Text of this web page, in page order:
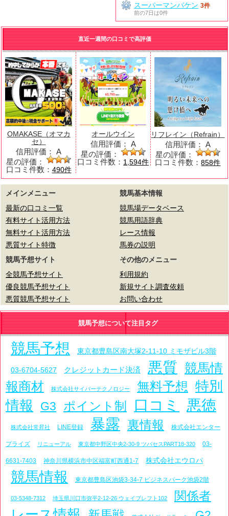
スーパーマンバケン 3件
前の7日は0件
直近一週間の口コミで高評価
OMAKASE（オマカ
セ）
信用評価： A
星の評価：
口コミ件数： 490件
オールウイン
信用評価： A
星の評価：
口コミ件数： 1,594件
リフレイン（Refrain）
信用評価： A
星の評価：
口コミ件数：858件
メインメニュー
最新の口コミ一覧
有料サイト活用方法
無料サイト活用方法
悪質サイト特徴
競馬基本情報
競馬場データベース
競馬用語辞典
レース情報
馬券の説明
競馬予想サイト
全競馬予想サイト
優良競馬予想サイト
悪質競馬予想サイト
その他のメニュー
利用規約
新規サイト調査依頼
お問い合わせ
競馬予想について注目タグ
競馬予想 東京都豊島区南大塚2-11-10 ミモザビル3階
03-6704-5627 クレジットカード決済 悪質 競馬情
報商材
株式会社サイバーテクノロジー 無料予想 特別
情報
G3 ポイント制 口コミ 悪徳
株式会社常昇社 LINE登録 暴露 裏情報 株式会社エンター
プライズ リニューアル 東京都中野区中央2-30-9 ツバセスPART18-320 03-
6631-7403 神奈川県横浜市中区福富町西通1-7 株式会社エウロパ
競馬情報 東京都豊島区池袋3-34-7 ビジネスパーク池袋2階
03-5348-7312 埼玉県川口市弥平2-12-26 ウェイブレフト102 関係者